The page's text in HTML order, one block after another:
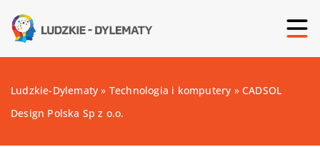
Ludzkie-Dylematy » Technologia i komputery »CADSOL
Design Polska Sp z o.o.